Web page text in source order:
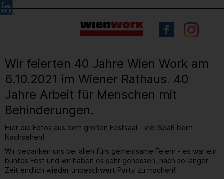
Barrierefreie
Bedienung
Sprachauswahl
Wir feierten 40 Jahre Wien Work am
6.10.2021 im Wiener Rathaus. 40
Jahre Arbeit für Menschen mit
Behinderungen.
Hier die Fotos aus dem großen Festsaal - viel Spaß beim
Nachsehen!
Wir bedanken uns bei allen fürs gemeinsame Feiern - es war ein
buntes Fest und wir haben es sehr genossen, nach so langer
Zeit endlich wieder unbeschwert Party zu machen!